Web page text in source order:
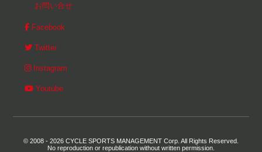
お問い合せ
Facebook
Twitter
Instagram
Youtube
© 2008 - 2026 CYCLE SPORTS MANAGEMENT Corp. All Rights Reserved.
No reproduction or republication without written permission.